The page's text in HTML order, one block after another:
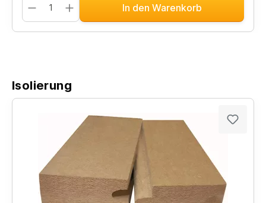
In den Warenkorb
Isolierung